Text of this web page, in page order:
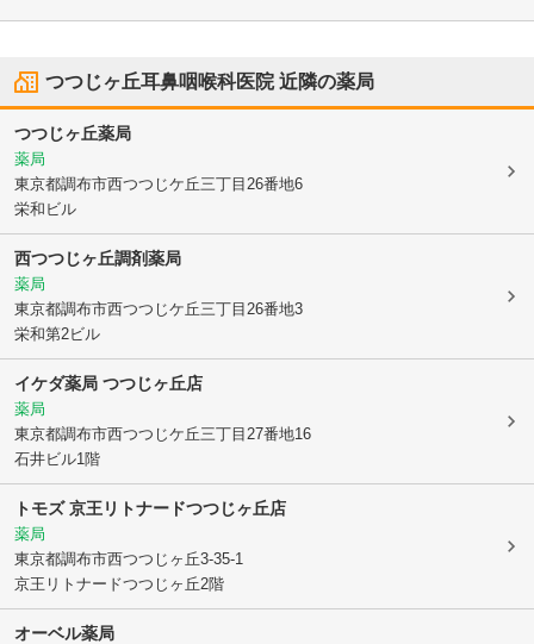
つつじヶ丘耳鼻咽喉科医院近隣の薬局
つつじヶ丘薬局
薬局
東京都調布市西つつじケ丘三丁目26番地6
栄和ビル
西つつじヶ丘調剤薬局
薬局
東京都調布市西つつじケ丘三丁目26番地3
栄和第2ビル
イケダ薬局 つつじヶ丘店
薬局
東京都調布市西つつじケ丘三丁目27番地16
石井ビル1階
トモズ 京王リトナードつつじヶ丘店
薬局
東京都調布市西つつじヶ丘3-35-1
京王リトナードつつじヶ丘2階
オーベル薬局